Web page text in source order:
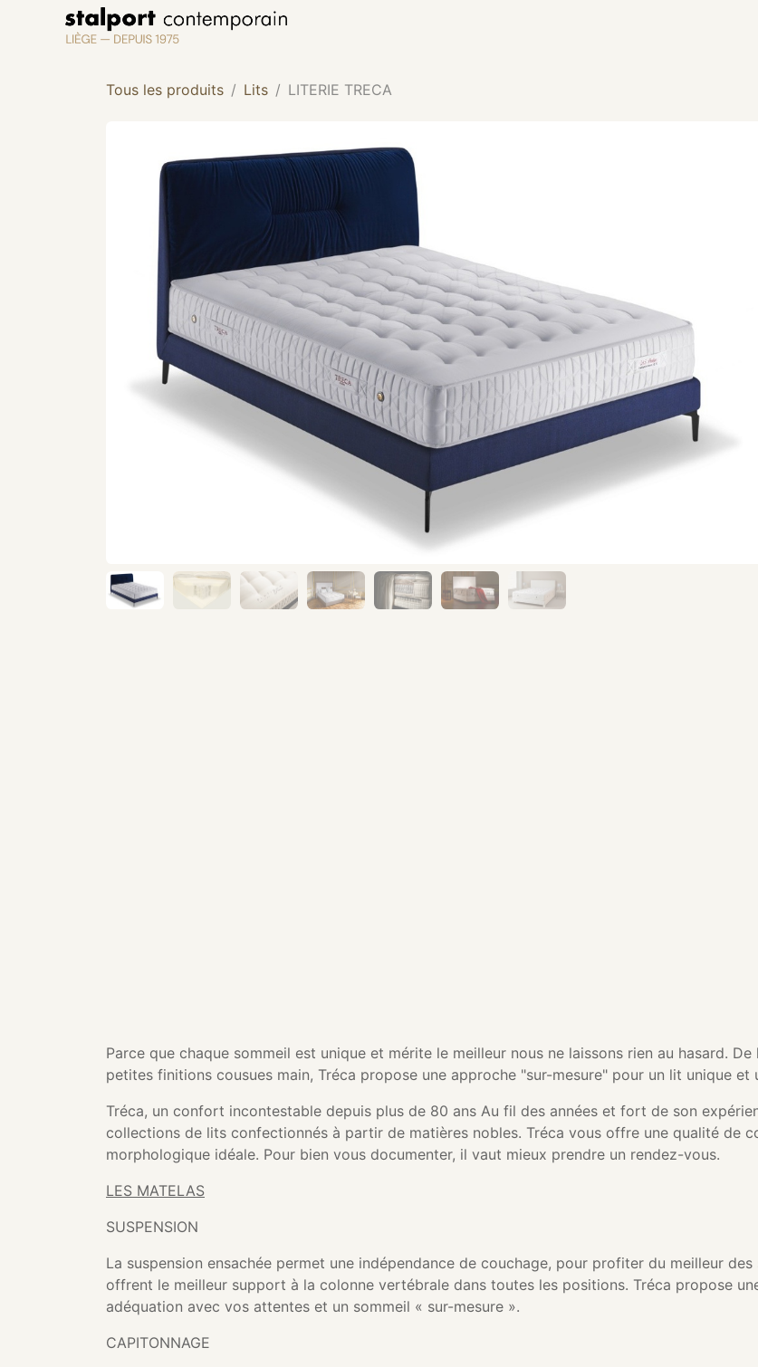
Se rendre au contenu
Tous les produits Lits LITERIE TRECA
Parce que chaque sommeil est unique et mérite le meilleur nous ne laissons rien au hasard.
petites finitions cousues main, Tréca propose une approche "sur-mesure" pour un lit unique et
Tréca, un confort incontestable depuis plus de 80 ans Au fil des années et fort de son
collections de lits confectionnés à partir de matières nobles. Tréca vous offre une qualité de
morphologique idéale. Pour bien vous documenter, il vaut mieux prendre un rendez-vous.
LES MATELAS
SUSPENSION
La suspension ensachée permet une indépendance de couchage, pour profiter du meilleur
offrent le meilleur support à la colonne vertébrale dans toutes les positions. Tréca propose
adéquation avec vos attentes et un sommeil « sur-mesure ».
CAPITONNAGE